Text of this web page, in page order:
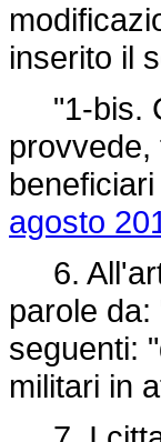
inserito il
"1-bis.
provvede,
agosto
6.
parole
seguenti:
militari in